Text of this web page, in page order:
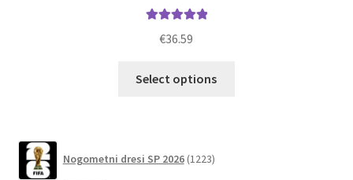
€36.59
Select options
Nogometni dresi SP 2026 1223izdelkov